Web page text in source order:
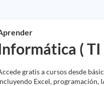
( TI
gratis a cursos desde
Excel, programación,